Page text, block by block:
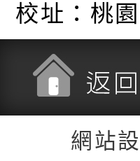
校址： 桃
返回首頁網站